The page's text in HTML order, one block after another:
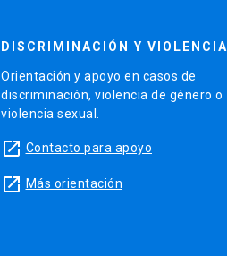
DISCRIMINACIÓN Y VIOLENCIA
Orientación y apoyo en casos de
discriminación, violencia de género o
violencia sexual.
launch Contacto para apoyo
launch Más orientación